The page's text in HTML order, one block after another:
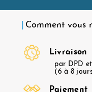
Comment vous
Livraison
par DPD
(6 à 8
Paiement